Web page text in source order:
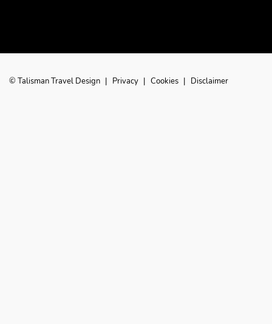
© Talisman Travel Design | Privacy | Cookies | Disclaimer